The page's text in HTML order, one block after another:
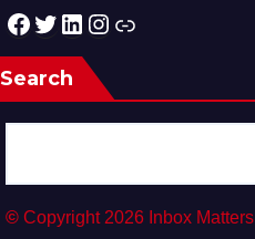
Facebook Twitter LinkedIn Instagram Link
Search
© Copyright 2026 Inbox